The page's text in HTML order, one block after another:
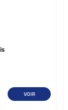
VOIR